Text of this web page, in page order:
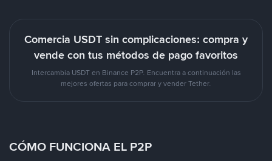
Comercia USDT sin complicaciones: compra y
vende con tus métodos de pago favoritos
Intercambia USDT en Binance P2P. Encuentra a continuación las
mejores ofertas para comprar y vender Tether.
CÓMO FUNCIONA EL P2P